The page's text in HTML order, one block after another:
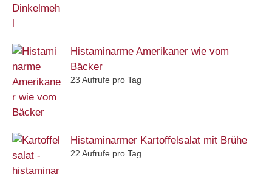
Histaminarme Amerikaner wie vom
Bäcker
23 Aufrufe pro Tag
Histaminarmer Kartoffelsalat mit Brühe
22 Aufrufe pro Tag